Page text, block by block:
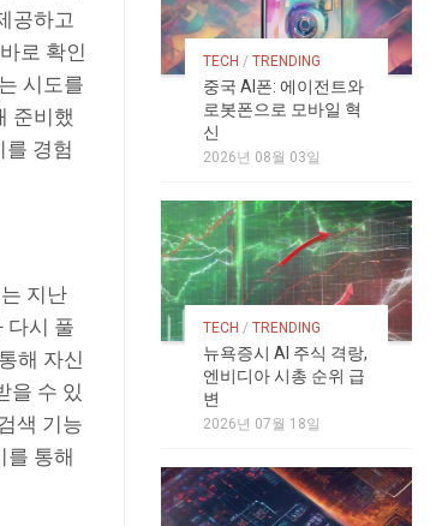
공하고
로 확인
시도를
준비했
를 경험
지난
다시 풀
해 자신
을 수 있
색 기능
를 통해
TECH /TRENDING
중국 AI폰: 에이전트와
로봇폰으로 모바일 혁
신
2026년 08월 03일
TECH /TRENDING
뉴욕증시 AI 주식 격랑,
엔비디아 시총 순위 급
변
2026년 07월 18일